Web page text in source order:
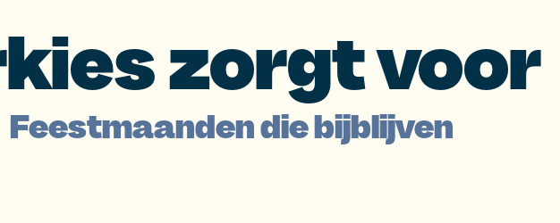
zorgt voor
Feestmaanden die bijblijven